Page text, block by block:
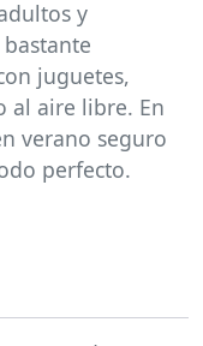
y
juguetes,
al aire libre. En
verano seguro
perfecto.